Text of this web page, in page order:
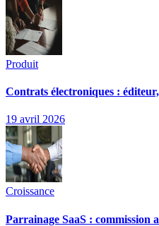
Produit
Contrats électroniques :
19 avril 2026
Croissance
Parrainage SaaS : commission